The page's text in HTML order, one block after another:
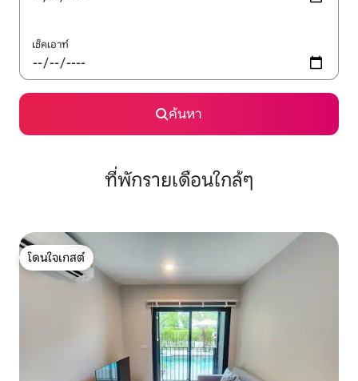
เช็คเอาท์
ค้นหา
ที่พักรายเดือนใกล้ๆ
โดนใจเกสต์
โดนใจเกสต์